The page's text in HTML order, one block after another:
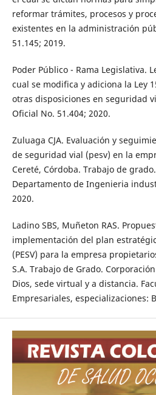
reformar trámites, procesos y
existentes en la administración
51.145; 2019.
Poder Público - Rama Legislativa.
cual se modifica y adiciona la Ley
otras disposiciones en seguridad
Oficial No. 51.404; 2020.
Zuluaga CJA. Evaluación y
de seguridad vial (pesv) en la
Cereté, Córdoba. Trabajo de
Departamento de Ingenieria
2020.
Ladino SBS, Muñeton RAS.
implementación del plan
(PESV) para la empresa
S.A. Trabajo de Grado.
Dios, sede virtual y a distancia.
Empresariales, especializaciones: